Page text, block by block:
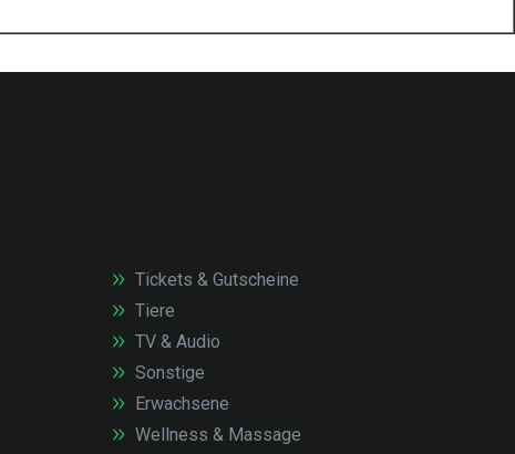
Tickets & Gutscheine
Tiere
TV & Audio
Sonstige
Erwachsene
Wellness & Massage